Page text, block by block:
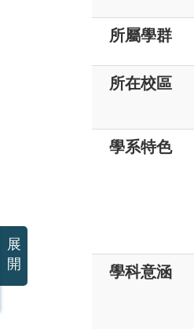
所屬學群
所在校區
學系特色
學科意涵
展
開